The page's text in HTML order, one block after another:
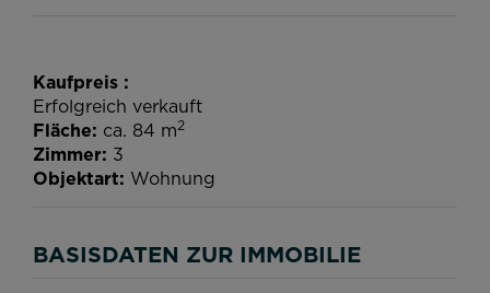
Kaufpreis
Erfolgreich verkauft
Fläche ca. 84 m2
Zimmer 3
Objektart Wohnung
BASISDATEN ZUR IMMOBILIE